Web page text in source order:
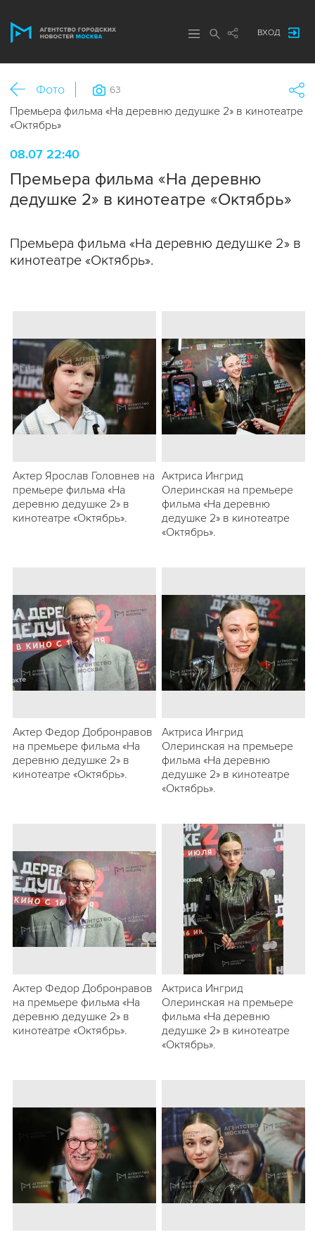
ВХОД
Фото
Премьера фильма «На деревню дедушке 2» в кинотеатре
«Октябрь»
63
08.07 22:40
Премьера фильма «На деревню
дедушке 2» в кинотеатре «Октябрь»
Премьера фильма «На деревню дедушке 2» в
кинотеатре «Октябрь».
Актер Ярослав Головнев на
премьере фильма «На
деревню дедушке 2» в
кинотеатре «Октябрь».
Актриса Ингрид
Олеринская на премьере
фильма «На деревню
дедушке 2» в кинотеатре
«Октябрь».
Актер Федор Добронравов
на премьере фильма «На
деревню дедушке 2» в
кинотеатре «Октябрь».
Актриса Ингрид
Олеринская на премьере
фильма «На деревню
дедушке 2» в кинотеатре
«Октябрь».
Актер Федор Добронравов
на премьере фильма «На
деревню дедушке 2» в
кинотеатре «Октябрь».
Актриса Ингрид
Олеринская на премьере
фильма «На деревню
дедушке 2» в кинотеатре
«Октябрь».